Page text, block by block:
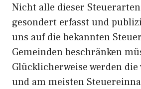
Nicht alle dieser
gesondert erfasst und
uns auf die bekannten
Gemeinden beschränken
Glücklicherweise werden
und am meisten